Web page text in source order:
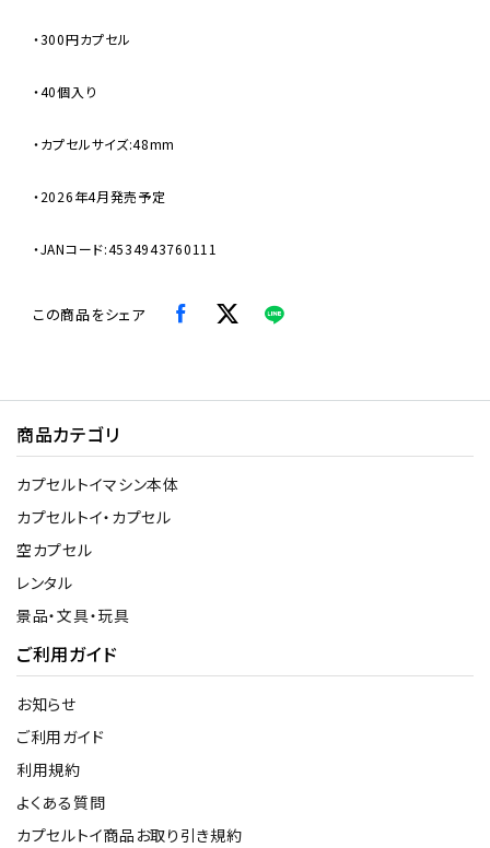
・300円カプセル
・40個入り
・カプセルサイズ:48mm
・2026年4月発売予定
・JANコード:4534943760111
この商品をシェア
商品カテゴリ
カプセルトイマシン本体
カプセルトイ・カプセル
空カプセル
レンタル
景品・文具・玩具
ご利用ガイド
お知らせ
ご利用ガイド
利用規約
よくある質問
カプセルトイ商品お取り引き規約